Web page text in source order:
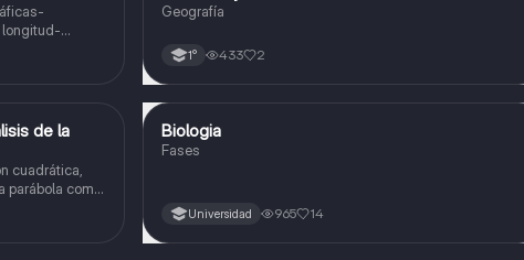
Geografía
1° 433 2
de la
cuadrática,
parábola como
la forma
Biología
Biologia
Fases
Universidad 965 14